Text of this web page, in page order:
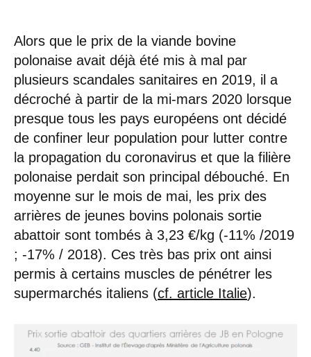
Alors que le prix de la viande bovine
polonaise avait déjà été mis à mal par
plusieurs scandales sanitaires en 2019, il a
décroché à partir de la mi-mars 2020 lorsque
presque tous les pays européens ont décidé
de confiner leur population pour lutter contre
la propagation du coronavirus et que la filière
polonaise perdait son principal débouché. En
moyenne sur le mois de mai, les prix des
arrières de jeunes bovins polonais sortie
abattoir sont tombés à 3,23 €/kg (-11% /2019
; -17% / 2018). Ces très bas prix ont ainsi
permis à certains muscles de pénétrer les
supermarchés italiens (cf. article Italie).